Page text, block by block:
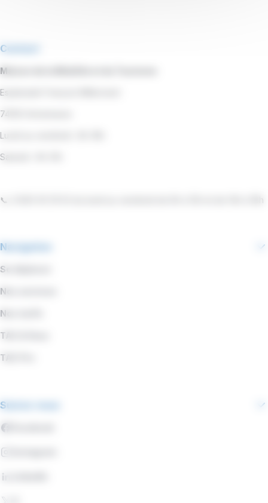
Contact
Maison de la Mobilité et du Tourisme
Esplanade François Mitterrand
74100 Annemasse
Lundi au vendredi : 8h-18h
Samedi : 9h-13h
📞 0 800 00 19 53 du lundi au vendredi de 9h à 12h et de 14h à 18h
Navigation
Se déplacer
Nos services
Nos tarifs
TAC & Vous
TAC Pro
Suivez-nous